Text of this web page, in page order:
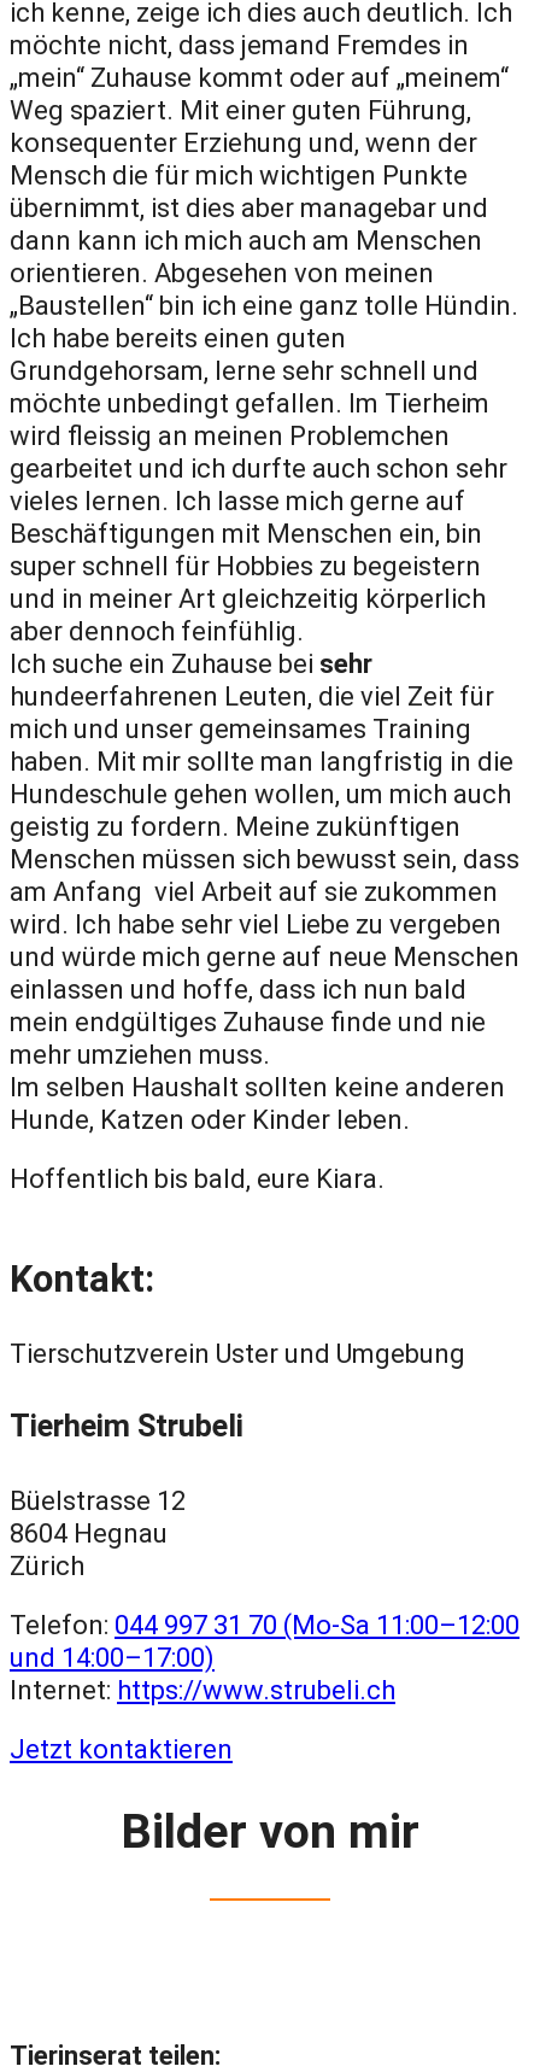
ich kenne, zeige ich dies auch deutlich. Ich
möchte nicht, dass jemand Fremdes in
„mein“ Zuhause kommt oder auf „meinem“
Weg spaziert. Mit einer guten Führung,
konsequenter Erziehung und, wenn der
Mensch die für mich wichtigen Punkte
übernimmt, ist dies aber managebar und
dann kann ich mich auch am Menschen
orientieren. Abgesehen von meinen
„Baustellen“ bin ich eine ganz tolle Hündin.
Ich habe bereits einen guten
Grundgehorsam, lerne sehr schnell und
möchte unbedingt gefallen. Im Tierheim
wird fleissig an meinen Problemchen
gearbeitet und ich durfte auch schon sehr
vieles lernen. Ich lasse mich gerne auf
Beschäftigungen mit Menschen ein, bin
super schnell für Hobbies zu begeistern
und in meiner Art gleichzeitig körperlich
aber dennoch feinfühlig.
Ich suche ein Zuhause bei sehr
hundeerfahrenen Leuten, die viel Zeit für
mich und unser gemeinsames Training
haben. Mit mir sollte man langfristig in die
Hundeschule gehen wollen, um mich auch
geistig zu fordern. Meine zukünftigen
Menschen müssen sich bewusst sein, dass
am Anfang viel Arbeit auf sie zukommen
wird. Ich habe sehr viel Liebe zu vergeben
und würde mich gerne auf neue Menschen
einlassen und hoffe, dass ich nun bald
mein endgültiges Zuhause finde und nie
mehr umziehen muss.
Im selben Haushalt sollten keine anderen
Hunde, Katzen oder Kinder leben.
Hoffentlich bis bald, eure Kiara.
Kontakt:
Tierschutzverein Uster und Umgebung
Tierheim Strubeli
Büelstrasse 12
8604 Hegnau
Zürich
Telefon: 044 997 31 70 (Mo-Sa 11:00–12:00
und 14:00–17:00)
Internet: https://www.strubeli.ch
Jetzt kontaktieren
Bilder von mir
Tierinserat teilen: